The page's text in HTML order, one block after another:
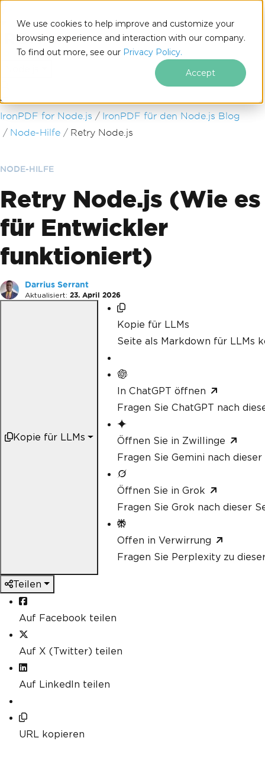
We use cookies to help improve and customize your
browsing experience and interaction with our company.
To find out more, see our Privacy Policy.
Accept
Zum Fußzeileninhalt springen
IronPDF for Node.js
IronPDF für den Node.js Blog
Node-Hilfe
Retry Node.js
NODE-HILFE
Retry Node.js (Wie es
für Entwickler
funktioniert)
Darrius Serrant
Aktualisiert: 23. April 2026
Kopie für LLMs
Kopie für LLMs
Seite als Markdown für LLMs
In ChatGPT öffnen
Fragen Sie ChatGPT nach
Öffnen Sie in Zwillinge
Fragen Sie Gemini nach
Öffnen Sie in Grok
Fragen Sie Grok nach dieser
Offen in Verwirrung
Fragen Sie Perplexity zu
Teilen
Auf Facebook teilen
Auf X (Twitter) teilen
Auf LinkedIn teilen
URL kopieren